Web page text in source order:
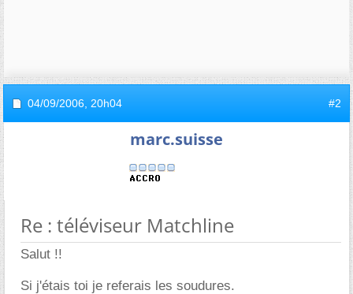
04/09/2006, 20h04 #2
marc.suisse
Re : téléviseur Matchline
Salut !!
Si j'étais toi je referais les soudures.